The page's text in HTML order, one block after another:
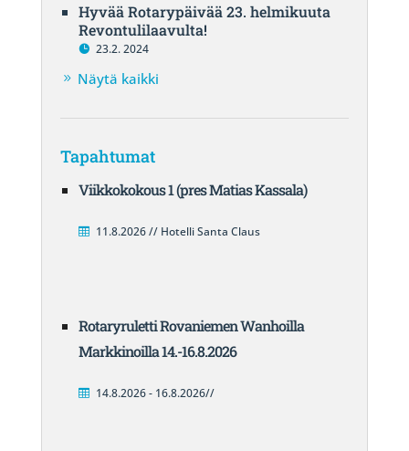
Hyvää Rotarypäivää 23. helmikuuta
Revontulilaavulta!
23.2. 2024
Näytä kaikki
Tapahtumat
Viikkokokous 1 (pres Matias Kassala)
11.8.2026 // Hotelli Santa Claus
Rotaryruletti Rovaniemen Wanhoilla
Markkinoilla 14.-16.8.2026
14.8.2026 - 16.8.2026//